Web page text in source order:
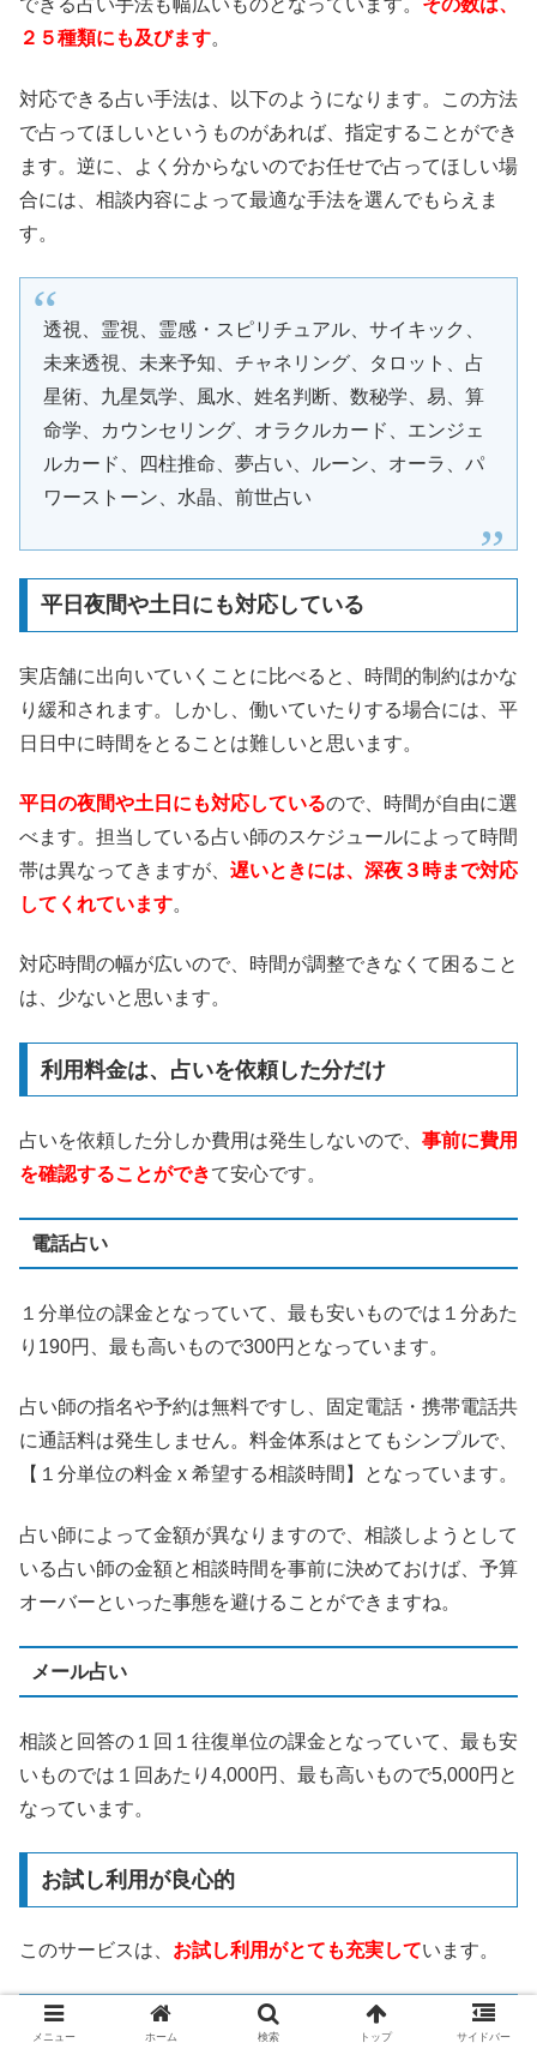
できる占い手法も幅広いものとなっています。 その数は、
２５種類にも及びます。
対応できる占い手法は、以下のようになります。この方法
で占ってほしいというものがあれば、指定することができ
ます。逆に、よく分からないのでお任せで占ってほしい場
合には、相談内容によって最適な手法を選んでもらえま
す。
透視、霊視、霊感・スピリチュアル、サイキック、
未来透視、未来予知、チャネリング、タロット、占
星術、九星気学、風水、姓名判断、数秘学、易、算
命学、カウンセリング、オラクルカード、エンジェ
ルカード、四柱推命、夢占い、ルーン、オーラ、パ
ワーストーン、水晶、前世占い
平日夜間や土日にも対応している
実店舗に出向いていくことに比べると、時間的制約はかな
り緩和されます。しかし、働いていたりする場合には、平
日日中に時間をとることは難しいと思います。
平日の夜間や土日にも対応しているので、時間が自由に選
べます。担当している占い師のスケジュールによって時間
帯は異なってきますが、 遅いときには、深夜３時まで対応
してくれています。
対応時間の幅が広いので、時間が調整できなくて困ること
は、少ないと思います。
利用料金は、占いを依頼した分だけ
占いを依頼した分しか費用は発生しないので、 事前に費用
を確認することができて安心です。
電話占い
１分単位の課金となっていて、最も安いものでは１分あた
り190円、最も高いもので300円となっています。
占い師の指名や予約は無料ですし、固定電話・携帯電話共
に通話料は発生しません。料金体系はとてもシンプルで、
【１分単位の料金 x 希望する相談時間】となっています。
占い師によって金額が異なりますので、相談しようとして
いる占い師の金額と相談時間を事前に決めておけば、予算
オーバーといった事態を避けることができますね。
メール占い
相談と回答の１回１往復単位の課金となっていて、最も安
いものでは１回あたり4,000円、最も高いもので5,000円と
なっています。
お試し利用が良心的
このサービスは、 お試し利用がとても充実しています。
3,000円分の無料相談ポイント
メニュー ホーム 検索 トップ サイドバー